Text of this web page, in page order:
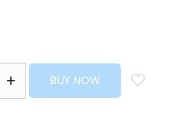
BUY NOW